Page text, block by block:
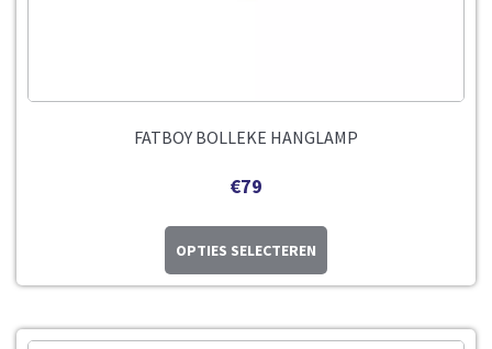
FATBOY BOLLEKE HANGLAMP
€79
OPTIES SELECTEREN